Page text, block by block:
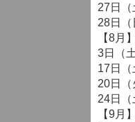
27日
28日
【8月
3日（
17日
20日
24日
【9月